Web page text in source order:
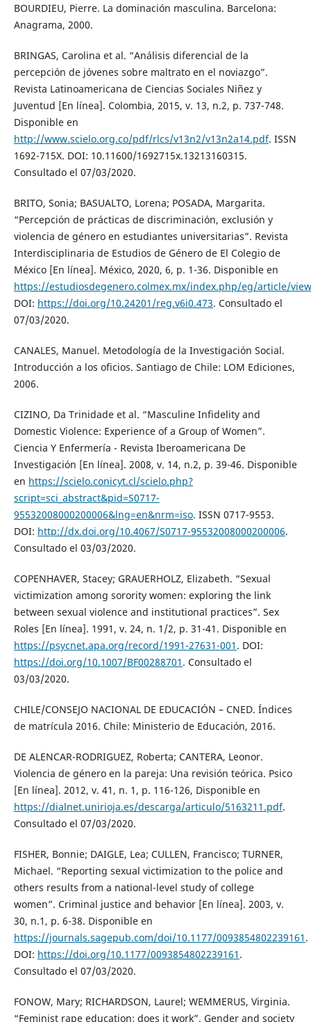
BOURDIEU, Pierre. La dominación masculina. Barcelona:
Anagrama, 2000.
BRINGAS, Carolina et al. “Análisis diferencial de la
percepción de jóvenes sobre maltrato en el noviazgo”.
Revista Latinoamericana de Ciencias Sociales Niñez y
Juventud [En línea]. Colombia, 2015, v. 13, n.2, p. 737-748.
Disponible en
http://www.scielo.org.co/pdf/rlcs/v13n2/v13n2a14.pdf. ISSN
1692-715X. DOI: 10.11600/1692715x.13213160315.
Consultado el 07/03/2020.
BRITO, Sonia; BASUALTO, Lorena; POSADA, Margarita.
“Percepción de prácticas de discriminación, exclusión y
violencia de género en estudiantes universitarias”. Revista
Interdisciplinaria de Estudios de Género de El Colegio de
México [En línea]. México, 2020, 6, p. 1-36. Disponible en
https://estudiosdegenero.colmex.mx/index.php/eg/article/
DOI: https://doi.org/10.24201/reg.v6i0.473. Consultado el
07/03/2020.
CANALES, Manuel. Metodología de la Investigación Social.
Introducción a los oficios. Santiago de Chile: LOM Ediciones,
2006.
CIZINO, Da Trinidade et al. “Masculine Infidelity and
Domestic Violence: Experience of a Group of Women”.
Ciencia Y Enfermería - Revista Iberoamericana De
Investigación [En línea]. 2008, v. 14, n.2, p. 39-46. Disponible
en https://scielo.conicyt.cl/scielo.php?
script=sci_abstract&pid=S0717-
95532008000200006&lng=en&nrm=iso. ISSN 0717-9553.
DOI: http://dx.doi.org/10.4067/S0717-95532008000200006.
Consultado el 03/03/2020.
COPENHAVER, Stacey; GRAUERHOLZ, Elizabeth. “Sexual
victimization among sorority women: exploring the link
between sexual violence and institutional practices”. Sex
Roles [En línea]. 1991, v. 24, n. 1/2, p. 31-41. Disponible en
https://psycnet.apa.org/record/1991-27631-001 . DOI:
https://doi.org/10.1007/BF00288701 . Consultado el
03/03/2020.
CHILE/CONSEJO NACIONAL DE EDUCACIÓN – CNED. Índices
de matrícula 2016. Chile: Ministerio de Educación, 2016.
DE ALENCAR-RODRIGUEZ, Roberta; CANTERA, Leonor.
Violencia de género en la pareja: Una revisión teórica. Psico
[En línea]. 2012, v. 41, n. 1, p. 116-126, Disponible en
https://dialnet.unirioja.es/descarga/articulo/5163211.pdf.
Consultado el 07/03/2020.
FISHER, Bonnie; DAIGLE, Lea; CULLEN, Francisco; TURNER,
Michael. “Reporting sexual victimization to the police and
others results from a national-level study of college
women”. Criminal justice and behavior [En línea]. 2003, v.
30, n.1, p. 6-38. Disponible en
https://journals.sagepub.com/doi/10.1177/0093854802239161 .
DOI: https://doi.org/10.1177/0093854802239161 .
Consultado el 07/03/2020.
FONOW, Mary; RICHARDSON, Laurel; WEMMERUS, Virginia.
“Feminist rape education: does it work”. Gender and society